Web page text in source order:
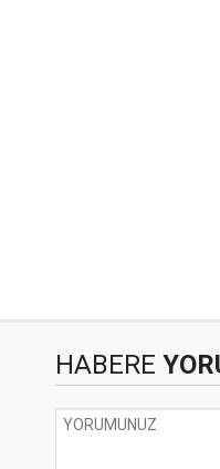
HABERE